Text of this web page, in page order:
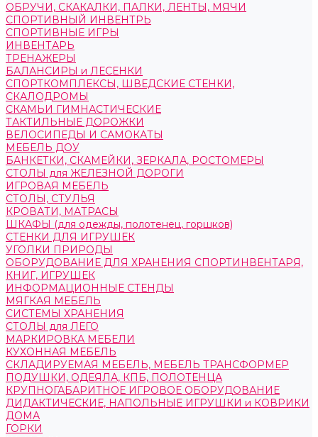
ОБРУЧИ, СКАКАЛКИ, ПАЛКИ, ЛЕНТЫ, МЯЧИ
СПОРТИВНЫЙ ИНВЕНТРЬ
СПОРТИВНЫЕ ИГРЫ
ИНВЕНТАРЬ
ТРЕНАЖЕРЫ
БАЛАНСИРЫ и ЛЕСЕНКИ
СПОРТКОМПЛЕКСЫ, ШВЕДСКИЕ СТЕНКИ,
СКАЛОДРОМЫ
СКАМЬИ ГИМНАСТИЧЕСКИЕ
ТАКТИЛЬНЫЕ ДОРОЖКИ
ВЕЛОСИПЕДЫ И САМОКАТЫ
МЕБЕЛЬ ДОУ
БАНКЕТКИ, СКАМЕЙКИ, ЗЕРКАЛА, РОСТОМЕРЫ
СТОЛЫ для ЖЕЛЕЗНОЙ ДОРОГИ
ИГРОВАЯ МЕБЕЛЬ
СТОЛЫ, СТУЛЬЯ
КРОВАТИ, МАТРАСЫ
ШКАФЫ (для одежды, полотенец, горшков)
СТЕНКИ ДЛЯ ИГРУШЕК
УГОЛКИ ПРИРОДЫ
ОБОРУДОВАНИЕ ДЛЯ ХРАНЕНИЯ СПОРТИНВЕНТАРЯ,
КНИГ, ИГРУШЕК
ИНФОРМАЦИОННЫЕ СТЕНДЫ
МЯГКАЯ МЕБЕЛЬ
СИСТЕМЫ ХРАНЕНИЯ
СТОЛЫ для ЛЕГО
МАРКИРОВКА МЕБЕЛИ
КУХОННАЯ МЕБЕЛЬ
СКЛАДИРУЕМАЯ МЕБЕЛЬ, МЕБЕЛЬ ТРАНСФОРМЕР
ПОДУШКИ, ОДЕЯЛА, КПБ, ПОЛОТЕНЦА
КРУПНОГАБАРИТНОЕ ИГРОВОЕ ОБОРУДОВАНИЕ
ДИДАКТИЧЕСКИЕ, НАПОЛЬНЫЕ ИГРУШКИ и КОВРИКИ
ДОМА
ГОРКИ